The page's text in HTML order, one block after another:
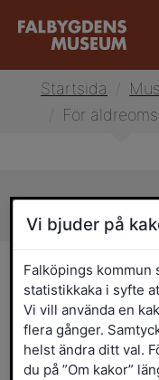
Startsida
För
Sidans innehåll
För
Minneslådorna
Falbygdens
Lådorna
Vi bjuder på
Falköpings kommun
statistikkaka i syfte
Vi vill använda en
flera gånger.
helst ändra ditt val.
du på ”Om kakor”